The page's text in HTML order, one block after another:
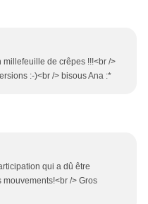
de crêpes !!!<br />
:-)<br /> bisous Ana :*
qui a dû être
/> Gros